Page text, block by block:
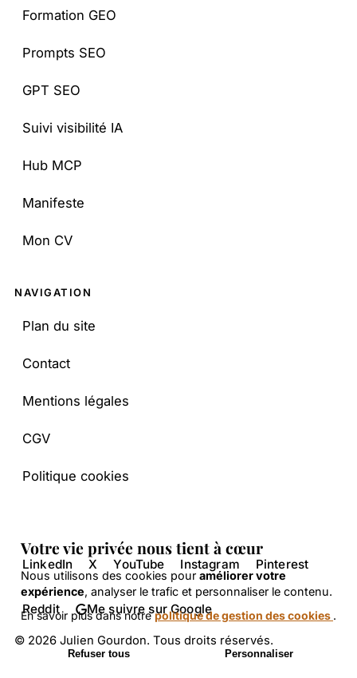
Formation GEO
Prompts SEO
GPT SEO
Suivi visibilité IA
Hub MCP
Manifeste
Mon CV
NAVIGATION
Plan du site
Contact
Mentions légales
CGV
Politique cookies
LinkedIn X YouTube Instagram Pinterest
Reddit Me suivre sur Google
© 2026 Julien Gourdon. Tous droits réservés.
Votre vie privée nous tient à cœur
Nous utilisons des cookies pour améliorer votre
expérience, analyser le trafic et personnaliser le contenu.
En savoir plus dans notrepolitique de gestion des cookies .
Refuser tous Personnaliser
Posez-moi vos questions
Gourdon. Je peux répondre à vos
artificielle en me basant sur le contenu